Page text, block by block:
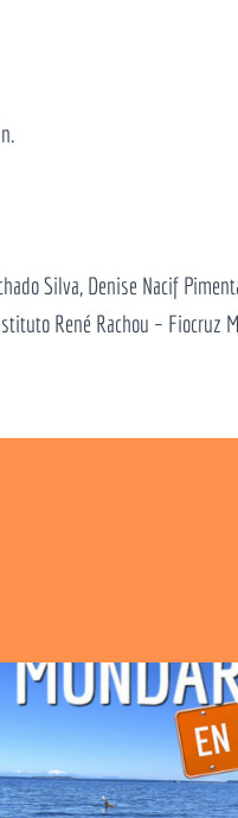
Silva, Denise Nacif
René Rachou – Fiocruz